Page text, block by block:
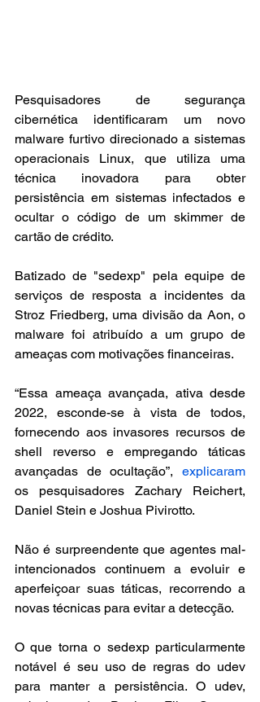
Pesquisadores de segurança
cibernética identificaram um novo
malware furtivo direcionado a sistemas
operacionais Linux, que utiliza uma
técnica inovadora para obter
persistência em sistemas infectados e
ocultar o código de um skimmer de
cartão de crédito.
Batizado de "sedexp" pela equipe de
serviços de resposta a incidentes da
Stroz Friedberg, uma divisão da Aon, o
malware foi atribuído a um grupo de
ameaças com motivações financeiras.
“Essa ameaça avançada, ativa desde
2022, esconde-se à vista de todos,
fornecendo aos invasores recursos de
shell reverso e empregando táticas
avançadas de ocultação”, explicaram
os pesquisadores Zachary Reichert,
Daniel Stein e Joshua Pivirotto.
Não é surpreendente que agentes mal-
intencionados continuem a evoluir e
aperfeiçoar suas táticas, recorrendo a
novas técnicas para evitar a detecção.
O que torna o sedexp particularmente
notável é seu uso de regras do udev
para manter a persistência. O udev,